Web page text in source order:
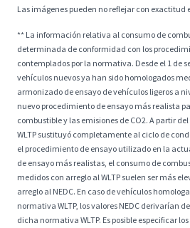
Las imágenes pueden no reflejar con exactitud
** La información relativa al consumo de
determinada de conformidad con los
contemplados por la normativa. Desde el 1 de
vehículos nuevos ya han sido homologados
armonizado de ensayo de vehículos ligeros a
nuevo procedimiento de ensayo más realista
combustible y las emisiones de CO2. A partir
WLTP sustituyó completamente al ciclo de
el procedimiento de ensayo utilizado en la
de ensayo más realistas, el consumo de
medidos con arreglo al WLTP suelen ser más
arreglo al NEDC. En caso de vehículos
normativa WLTP, los valores NEDC derivarían
dicha normativa WLTP. Es posible especificar